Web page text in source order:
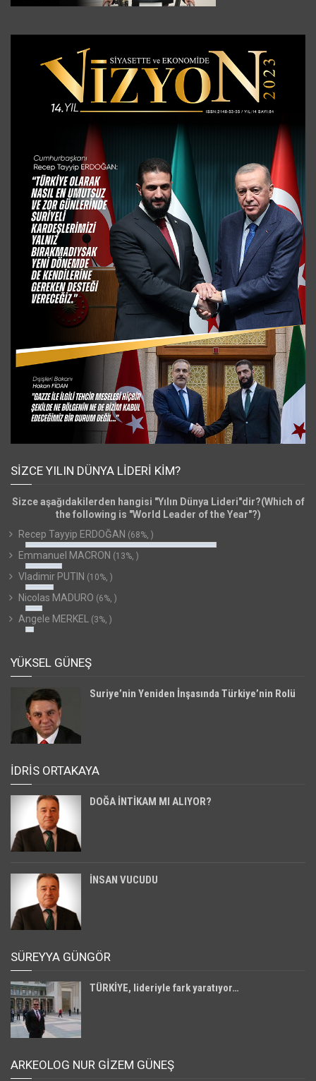
SIZCE YILIN DÜNYA LIDERI KIM?
Sizce aşağıdakilerden hangisi "Yılın Dünya Lideri"dir?(Which of
the following is "World Leader of the Year"?)
Recep Tayyip ERDOĞAN (68%, )
Emmanuel MACRON (13%, )
Vladimir PUTIN (10%, )
Nicolas MADURO (6%, )
Angele MERKEL (3%, )
YÜKSEL GÜNEŞ
Suriye’nin Yeniden İnşasında Türkiye’nin Rolü
İDRİS ORTAKAYA
DOĞA İNTİKAM MI ALIYOR?
İNSAN VUCUDU
SÜREYYA GÜNGÖR
TÜRKİYE, lideriyle fark yaratıyor…
ARKEOLOG NUR GİZEM GÜNEŞ